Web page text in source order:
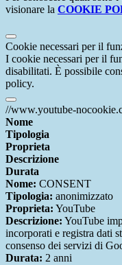
visionare la COOKIE
Cookie necessari per il
I cookie necessari per il
disabilitati. È possibile
policy.
//www.youtube-
Nome
Tipologia
Proprieta
Descrizione
Durata
Nome: CONSENT
Tipologia: anonimizzato
Proprieta: YouTube
Descrizione: YouTube
incorporati e registra dati
consenso dei servizi di
Durata: 2 anni